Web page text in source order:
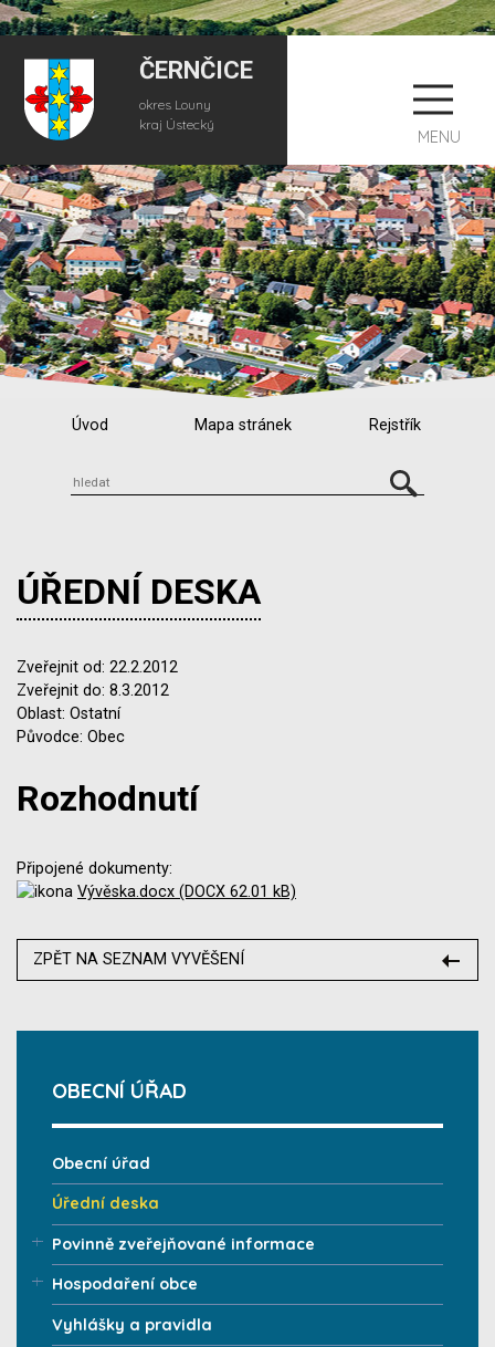
ČERNČICE
okres Louny
kraj Ústecký
MENU
Úvod Mapa stránek Rejstřík
ÚŘEDNÍ DESKA
Zveřejnit od: 22.2.2012
Zveřejnit do: 8.3.2012
Oblast: Ostatní
Původce: Obec
Rozhodnutí
Připojené dokumenty:
Vývěska.docx (DOCX 62.01 kB)
ZPĚT NA SEZNAM VYVĚŠENÍ
OBECNÍ ÚŘAD
Obecní úřad
Úřední deska
Povinně zveřejňované informace
Hospodaření obce
Vyhlášky a pravidla